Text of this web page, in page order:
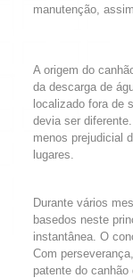
manutenção,
A origem do
da descarga de
localizado fora de
devia ser
menos prejudicial
lugares.
Durante vários
basedos neste
instantânea. O
Com
patente do